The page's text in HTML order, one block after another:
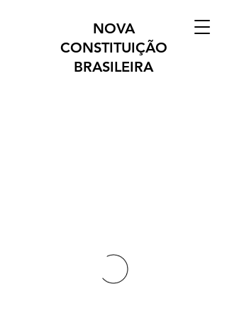
NOVA
CONSTITUIÇÃO
BRASILEIRA